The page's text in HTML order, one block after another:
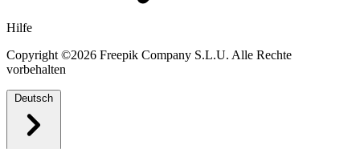
Hilfe
Copyright ©2026 Freepik Company S.L.U. Alle Rechte
vorbehalten
Deutsch